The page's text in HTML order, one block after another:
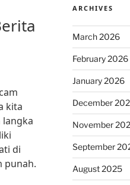
kita
langka
di
punah.
ARCHIVES
March 2026
February 2026
January 2026
December
November
September
August 2025